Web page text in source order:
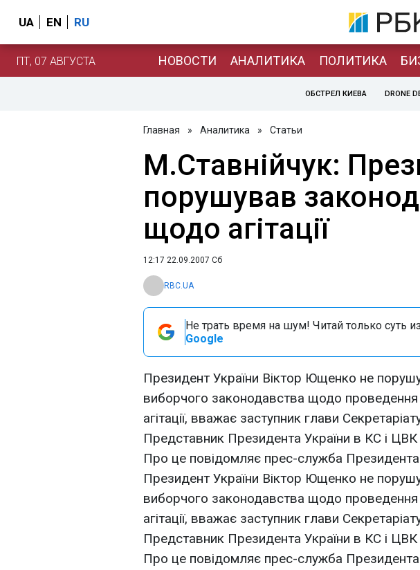
UA EN RU
ПТ, 07 АВГУСТА НОВОСТИ АНАЛИТИКА ПОЛИТИКА
ОБСТРЕЛ КИЕВА DRONE
Главная » Аналитика » Статьи
М.Ставнійчук:
порушував
щодо агітації
12:17 22.09.2007 Сб
RBC.UA
Не трать время на шум! Читай только суть из
Google
Президент України Віктор Ющенко не
виборчого законодавства щодо
агітації, вважає заступник глави
Представник Президента України в КС і
Про це повідомляє прес-служба
Президент України Віктор Ющенко не
виборчого законодавства щодо
агітації, вважає заступник глави
Представник Президента України в КС і
Про це повідомляє прес-служба